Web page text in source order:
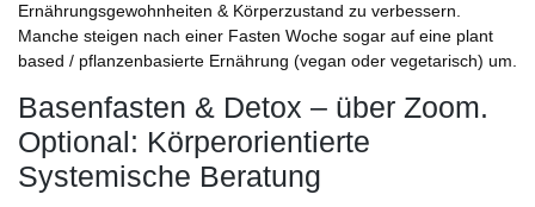
Ernährungsgewohnheiten & Körperzustand zu verbessern.
Manche steigen nach einer Fasten Woche sogar auf eine plant
based / pflanzenbasierte Ernährung (vegan oder vegetarisch) um.
Basenfasten & Detox – über Zoom.
Optional: Körperorientierte
Systemische Beratung